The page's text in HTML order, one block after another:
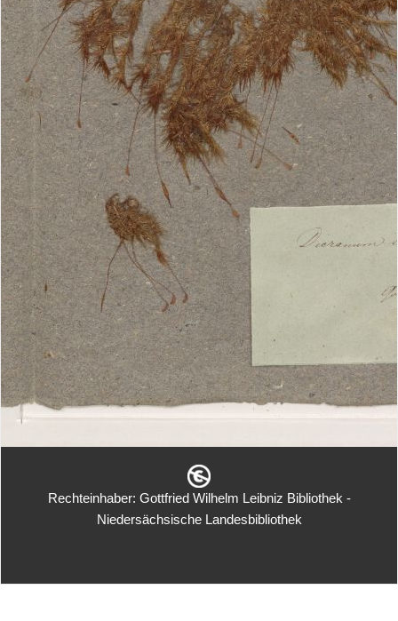
Rechteinhaber: Gottfried Wilhelm Leibniz Bibliothek -
Niedersächsische Landesbibliothek